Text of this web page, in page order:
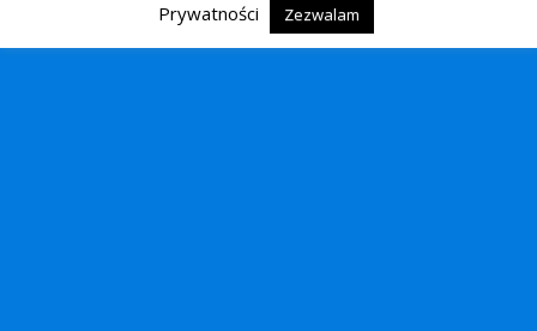
Prywatności
Zezwalam